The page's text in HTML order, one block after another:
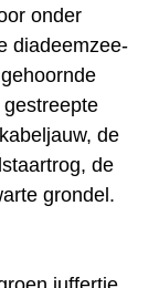
onder
diadeemzee-
de
de
grondel.